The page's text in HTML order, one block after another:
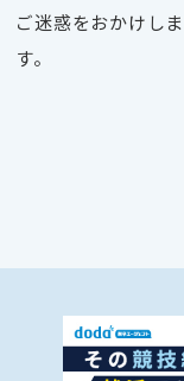
ご迷惑をおかけし
す。